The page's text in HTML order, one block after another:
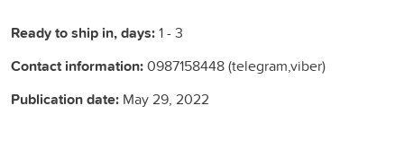
Ready to ship in, days:1 - 3
Contact information:0987158448 (telegram,viber)
Publication date: May 29, 2022